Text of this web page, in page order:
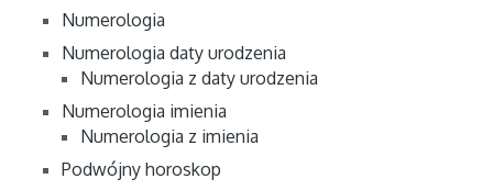
Numerologia
Numerologia daty urodzenia
Numerologia z daty urodzenia
Numerologia imienia
Numerologia z imienia
Podwójny horoskop